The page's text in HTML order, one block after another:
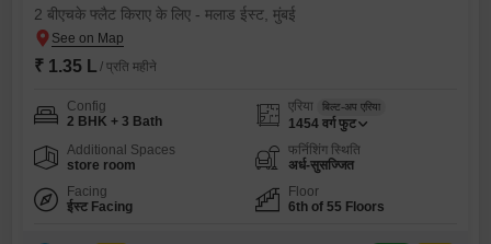
2 बीएचके फ्लैट किराए के लिए - मलाड ईस्ट, मुंबई
₹ 1.35 L / प्रति महीने
Config
2 BHK + 3 Bath
एरिया बिल्ट-अप एरिया
1454 वर्ग फुट
Additional Spaces
store room
फर्निशिंग स्थिति
अर्ध-सुसज्जित
Facing
ईस्ट Facing
Floor
6th of 55 Floors